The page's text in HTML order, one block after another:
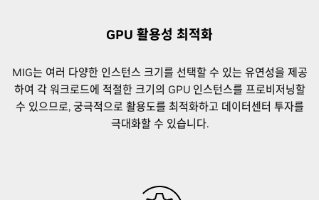
GPU 활용성 최적화
MIG는 여러 다양한 인스턴스 크기를 선택할 수 있는 유연성을 제공
하여 각 워크로드에 적절한 크기의 GPU 인스턴스를 프로비저닝할
수 있으므로, 궁극적으로 활용도를 최적화하고 데이터센터 투자를
극대화할 수 있습니다.